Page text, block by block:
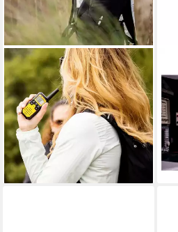
MIDLAND
Walkie Talkie Midland XT50
Pro Koffer Gelb C1464.01
PMR/LPD-Handfunkgerät 2er
Set
136,78 €
12,49 €
mtl. in 12 Raten
lieferbar - in 2-3 Werktagen bei dir